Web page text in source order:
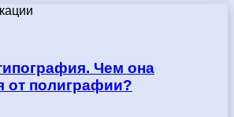
Чем она
от полиграфии?